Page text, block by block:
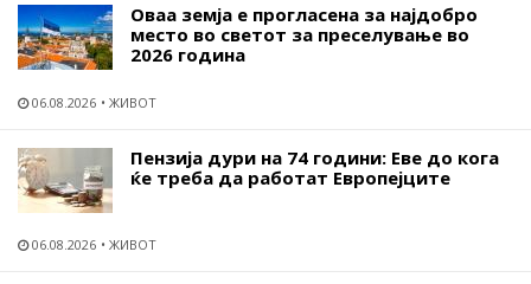
Оваа земја е прогласена за најдобро
место во светот за преселување во
2026 година
06.08.2026 ЖИВОТ
Пензија дури на 74 години: Еве до кога
ќе треба да работат Европејците
06.08.2026 ЖИВОТ